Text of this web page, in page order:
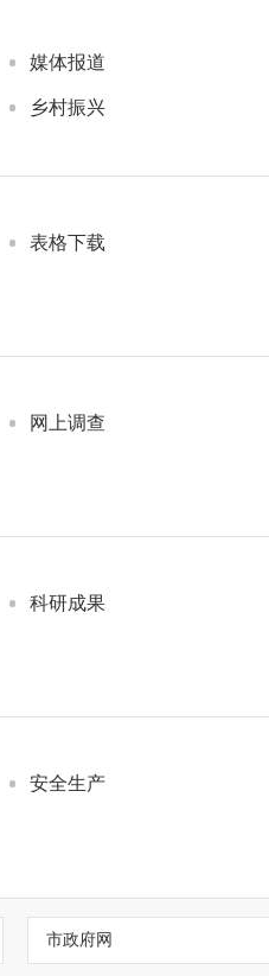
媒体报道
乡村振兴
表格下载
网上调查
科研成果
安全生产
市政府网